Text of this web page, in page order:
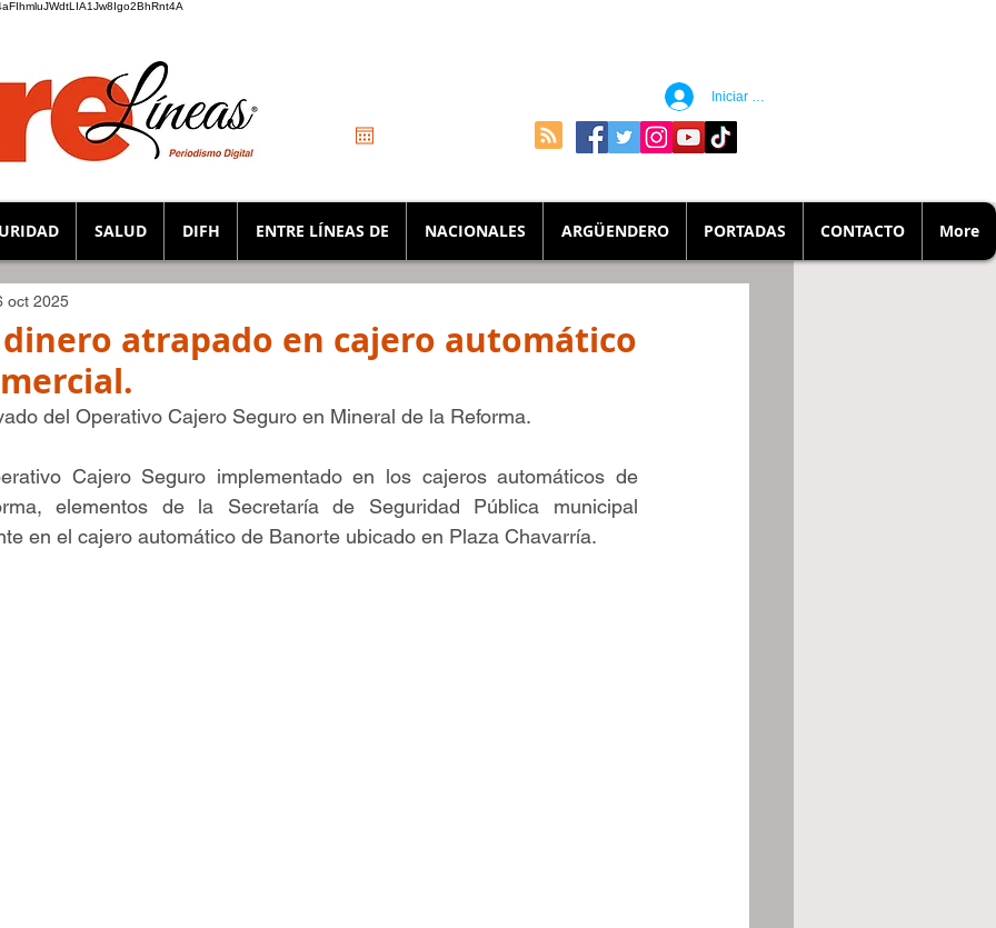
Iniciar sesión
SALUD DIFH ENTRE LÍNEAS DE NACIONALES ARGÜENDERO PORTADAS CONTACTO More
atrapado en cajero automático
oct 2025
del Operativo Cajero Seguro en Mineral de la Reforma.
Cajero Seguro implementado en los cajeros automáticos de
elementos de la Secretaría de Seguridad Pública municipal
en el cajero automático de Banorte ubicado en Plaza Chavarría.